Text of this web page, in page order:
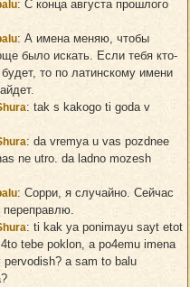
: С конца августа прошлого
: А имена меняю, чтобы
было искать. Если тебя кто-
будет, то по латинскому имени
: tak s kakogo ti goda v
: da vremya u vas pozdnee
ne utro. da ladno mozesh
: Сорри, я случайно. Сейчас
переправлю.
: ti kak ya ponimayu sayt etot
tebe poklon, a po4emu imena
pervodish? a sam to balu